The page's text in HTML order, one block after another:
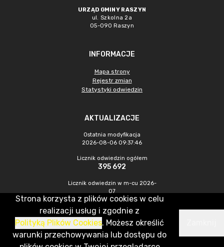
URZĄD GMINY RASZYN
ul. Szkolna 2a
05-090 Raszyn
INFORMACJE
Mapa strony
Rejestr zmian
Statystyki odwiedzin
AKTUALIZACJE
Ostatnia modyfikacja
2026-08-06 09:37:46
Licznik odwiedzin ogółem
395 692
Licznik odwiedzin w m-cu 2026-
07
1 003
CMS & Hosting: Nefeni Sp. z o.o.
Strona korzysta z plików cookies w celu
realizacji usług i zgodnie z
Polityką Plików Cookies. Możesz określić
warunki przechowywania lub dostępu do